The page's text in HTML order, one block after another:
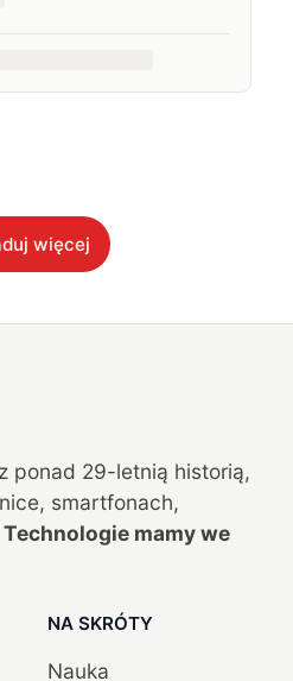
więcej
ponad 29-letnią historią,
smartfonach,
Technologie mamy we
NA SKRÓTY
Nauka